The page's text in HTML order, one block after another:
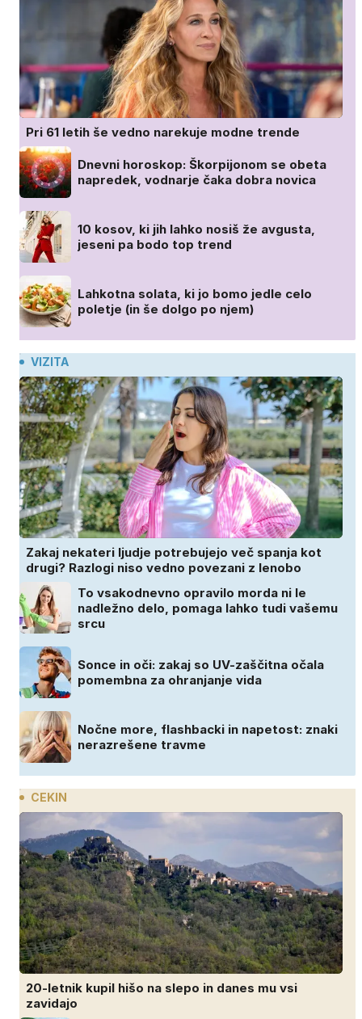
Pri 61 letih še vedno narekuje modne trende
Dnevni horoskop: Škorpijonom se obeta
napredek, vodnarje čaka dobra novica
10 kosov, ki jih lahko nosiš že avgusta,
jeseni pa bodo top trend
Lahkotna solata, ki jo bomo jedle celo
poletje (in še dolgo po njem)
VIZITA
Zakaj nekateri ljudje potrebujejo več spanja kot
drugi? Razlogi niso vedno povezani z lenobo
To vsakodnevno opravilo morda ni le
nadležno delo, pomaga lahko tudi vašemu
srcu
Sonce in oči: zakaj so UV-zaščitna očala
pomembna za ohranjanje vida
Nočne more, flashbacki in napetost: znaki
nerazrešene travme
CEKIN
20-letnik kupil hišo na slepo in danes mu vsi
zavidajo